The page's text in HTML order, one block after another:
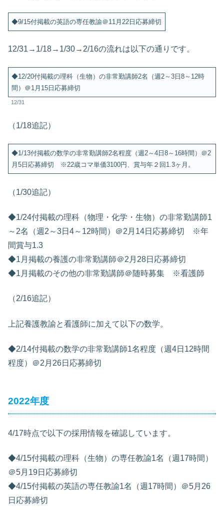
◆9/15付掲載の英語の専任教諭＠11月22日応募締切
12/31→1/18→1/30→2/16の流れは以下の通りです。
◆12/20付掲載の理科（生物）の非常勤講師2名（週2～3日8～12時
間）＠1月15日応募締切
12/31
（1/18追記）
◆1/13付掲載の数学の非常勤講師2名程度（週2～4日8～16時間）＠2
月5日応募締切 ※22歳コマ単価3100円、賞与年２回1.3ヶ月。
（1/30追記）
◆1/24付掲載の理科（物理・化学・生物）の非常勤講師1
～2名（週2～3日4～12時間）＠2月14日応募締切 ※年
間賞与1.3
◆1月掲載の養護の非常勤講師＠2月28日応募締切
◆1月掲載のその他の非常勤講師＠随時募集 ※看護師
（2/16追記）
上記養護教諭と看護師に加えて以下の数学。
◆2/14付掲載の数学の非常勤講師1名程度（週4日12時間
程度）＠2月26日応募締切
2022年度
4/17時点で以下の採用情報を確認しています。
◆4/15付掲載の理科（生物）の専任教諭1名（週17時間）
＠5月19日応募締切
◆4/15付掲載の英語の専任教諭1名（週17時間）＠5月26
日応募締切